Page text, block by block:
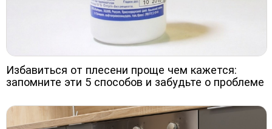
Избавиться от плесени проще чем кажется:
запомните эти 5 способов и забудьте о проблеме